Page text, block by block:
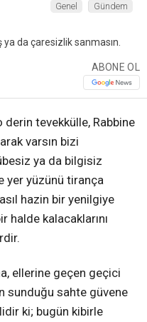
Genel Gündem
ABONE OL
derin tevekkülle, Rabbine
varsın bizi
ya da bilgisiz
yer yüzünü tirança
hazin bir yenilgiye
halde kalacaklarını
ellerine geçen geçici
sunduğu sahte güvene
ki; bugün kibirle